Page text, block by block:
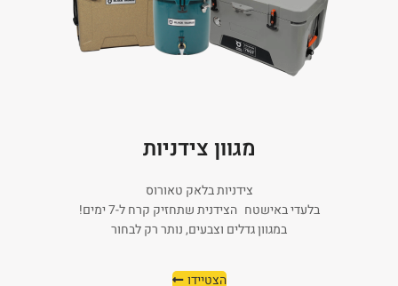
מגוון צידניות
צידניות בלאק טאורוס
בלעדי באישטח הצידנית שתחזיק קרח ל-7 ימים!
במגוון גדלים וצבעים, נותר רק לבחור
הצטיידו